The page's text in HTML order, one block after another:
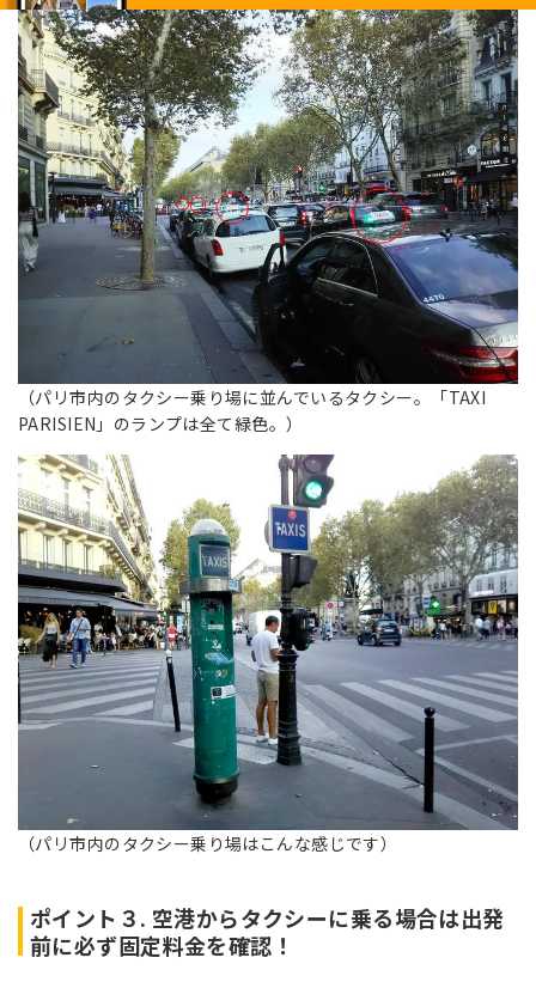
（パリ市内のタクシー乗り場に並んでいるタクシー。「TAXI
PARISIEN」のランプは全て緑色。）
（パリ市内のタクシー乗り場はこんな感じです）
ポイント３. 空港からタクシーに乗る場合は出発
前に必ず固定料金を確認！